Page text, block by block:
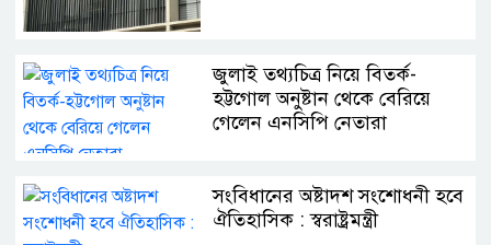
জুলাই তথ্যচিত্র নিয়ে বিতর্ক-
হট্টগোল অনুষ্টান থেকে বেরিয়ে
গেলেন এনসিপি নেতারা
সংবিধানের অষ্টাদশ সংশোধনী হবে
ঐতিহাসিক : স্বরাষ্ট্রমন্ত্রী